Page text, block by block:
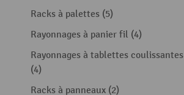
Racks à palettes (5)
Rayonnages à panier fil (4)
Rayonnages à tablettes coulissantes
(4)
Racks à panneaux (2)